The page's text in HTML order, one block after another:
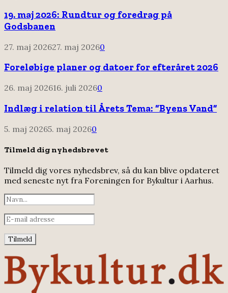
19. maj 2026: Rundtur og foredrag på
Godsbanen
27. maj 202627. maj 20260
Foreløbige planer og datoer for efteråret 2026
26. maj 202616. juli 20260
Indlæg i relation til Årets Tema: “Byens Vand”
5. maj 20265. maj 20260
Tilmeld dig nyhedsbrevet
Tilmeld dig vores nyhedsbrev, så du kan blive opdateret
med seneste nyt fra Foreningen for Bykultur i Aarhus.